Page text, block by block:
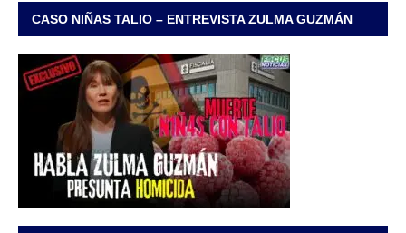
CASO NIÑAS TALIO – ENTREVISTA ZULMA GUZMÁN